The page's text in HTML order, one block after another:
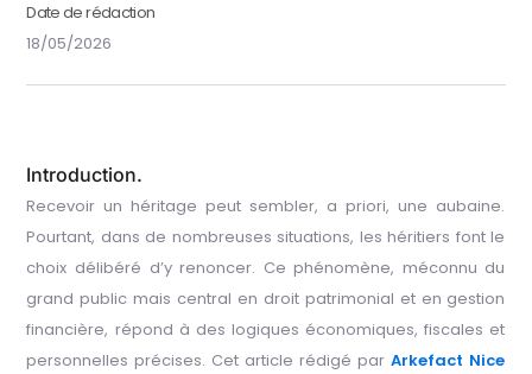
Date de rédaction
18/05/2026
Introduction.
Recevoir un héritage peut sembler, a priori, une aubaine.
Pourtant, dans de nombreuses situations, les héritiers font le
choix délibéré d’y renoncer. Ce phénomène, méconnu du
grand public mais central en droit patrimonial et en gestion
financière, répond à des logiques économiques, fiscales et
personnelles précises. Cet article rédigé parArkefact Nice